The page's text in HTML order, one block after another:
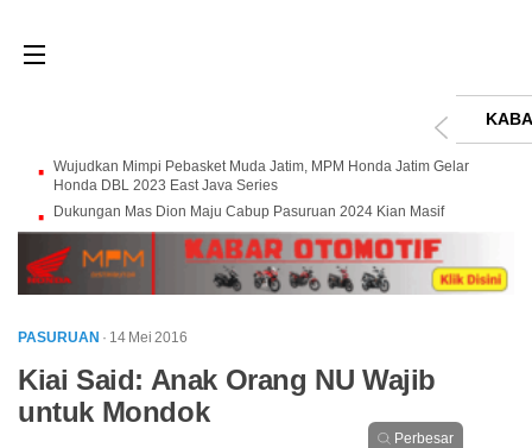
Wujudkan Mimpi Pebasket Muda Jatim, MPM Honda Jatim Gelar
Honda DBL 2023 East Java Series
Dukungan Mas Dion Maju Cabup Pasuruan 2024 Kian Masif
PASURUAN · 14 Mei 2016
Kiai Said: Anak Orang NU Wajib
untuk Mondok
Perbesar